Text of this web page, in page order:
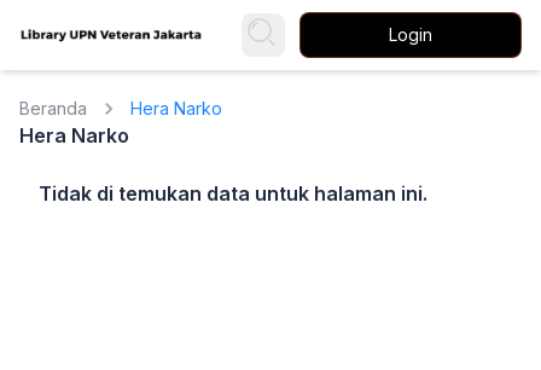
Login
Beranda Hera Narko
Hera Narko
Tidak di temukan data untuk halaman ini.